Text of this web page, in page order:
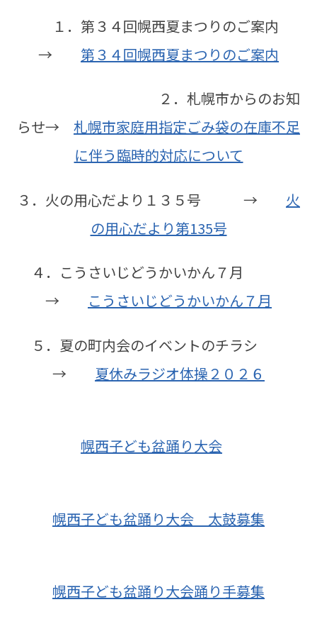
１．第３４回幌西夏まつりのご案内
→ 第３４回幌西夏まつりのご案内
２．札幌市からのお知
らせ→ 札幌市家庭用指定ごみ袋の在庫不足
に伴う臨時的対応について
３．火の用心だより１３５号 → 火
の用心だより第135号
４．こうさいじどうかいかん７月
→
こうさいじどうかいかん７月
５．夏の町内会のイベントのチラシ
→ 夏休みラジオ体操２０２６
幌西子ども盆踊り大会
幌西子ども盆踊り大会 太鼓募集
幌西子ども盆踊り大会踊り手募集